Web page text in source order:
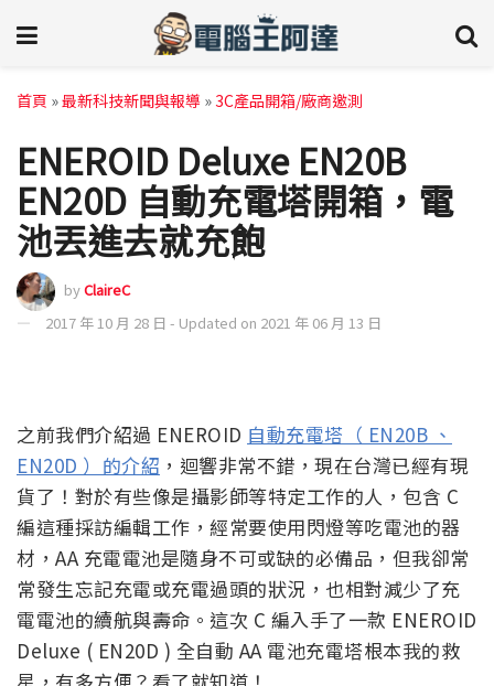
首頁 »最新科技新聞與報導 »3C產品開箱/廠商邀測
ENEROID Deluxe EN20B
EN20D 自動充電塔開箱，電
池丟進去就充飽
byClaireC
2017 年 10 月 28 日 - Updated on 2021 年 06 月 13 日
之前我們介紹過 ENEROID 自動充電塔（ EN20B 、
EN20D ）的介紹 ，迴響非常不錯，現在台灣已經有現
貨了！對於有些像是攝影師等特定工作的人，包含 C
編這種採訪編輯工作，經常要使用閃燈等吃電池的器
材，AA 充電電池是隨身不可或缺的必備品，但我卻常
常發生忘記充電或充電過頭的狀況，也相對減少了充
電電池的續航與壽命。這次 C 編入手了一款 ENEROID
Deluxe ( EN20D ) 全自動 AA 電池充電塔根本我的救